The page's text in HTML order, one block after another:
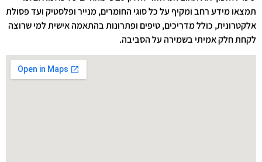
תמצאו מידע רחב ומקיף על כל סוגי החומרים, מנייר ופלסטיק ועד פסולת
אלקטרונית, כולל מדריכים, טיפים ופתרונות בהתאמה אישית למי שרוצה
לקחת חלק אמיתי בשמירה על הסביבה.